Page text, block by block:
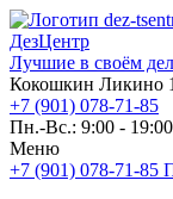
ДезЦентр
Лучшие в своём
Кокошкин Ликино
+7 (901) 078-71-85
Пн.-Вс.: 9:00 - 19:00
Меню
+7 (901) 078-71-85